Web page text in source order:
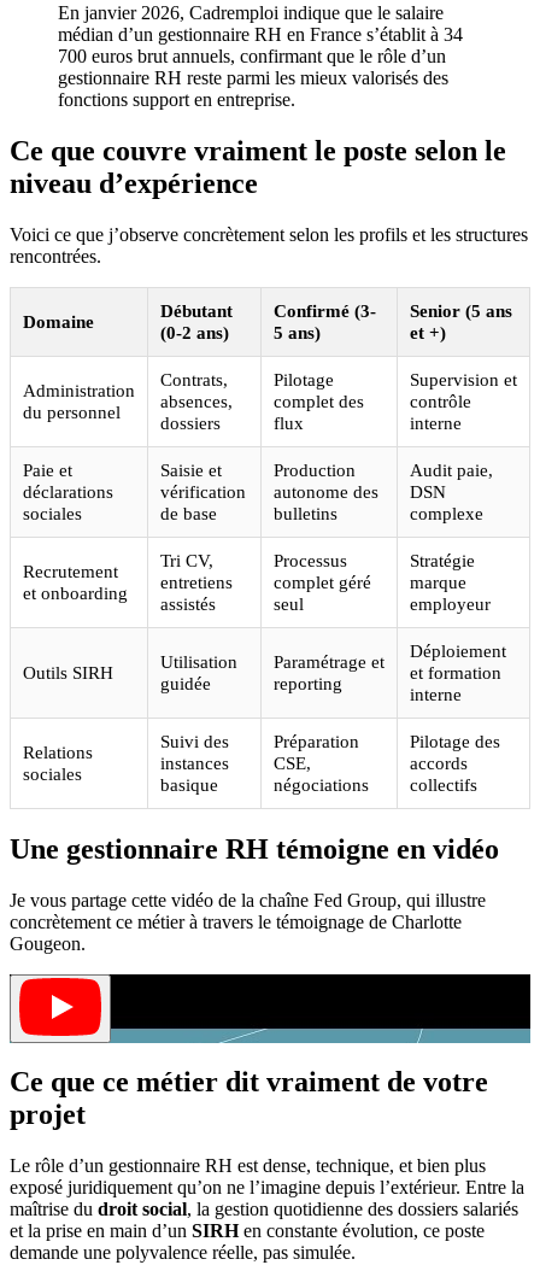
En janvier 2026, Cadremploi indique que le salaire
médian d’un gestionnaire RH en France s’établit à 34
700 euros brut annuels, confirmant que le rôle d’un
gestionnaire RH reste parmi les mieux valorisés des
fonctions support en entreprise.
Ce que couvre vraiment le poste selon le
niveau d’expérience
Voici ce que j’observe concrètement selon les profils et les structures
rencontrées.
Domaine
Débutant
(0-2 ans)
Confirmé (3-
5 ans)
Senior (5 ans
et +)
Administration
du personnel
Contrats,
absences,
dossiers
Pilotage
complet des
flux
Supervision et
contrôle
interne
Paie et
déclarations
sociales
Saisie et
vérification
de base
Production
autonome des
bulletins
Audit paie,
DSN
complexe
Recrutement
et onboarding
Tri CV,
entretiens
assistés
Processus
complet géré
seul
Stratégie
marque
employeur
Outils SIRH
Utilisation
guidée
Paramétrage et
reporting
Déploiement
et formation
interne
Relations
sociales
Suivi des
instances
basique
Préparation
CSE,
négociations
Pilotage des
accords
collectifs
Une gestionnaire RH témoigne en vidéo
Je vous partage cette vidéo de la chaîne Fed Group, qui illustre
concrètement ce métier à travers le témoignage de Charlotte
Gougeon.
Ce que ce métier dit vraiment de votre
projet
Le rôle d’un gestionnaire RH est dense, technique, et bien plus
exposé juridiquement qu’on ne l’imagine depuis l’extérieur. Entre la
maîtrise du droit social, la gestion quotidienne des dossiers salariés
et la prise en main d’un SIRHen constante évolution, ce poste
demande une polyvalence réelle, pas simulée.